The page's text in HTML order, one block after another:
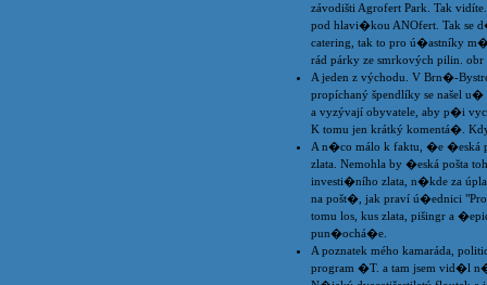
závodišti Agrofert Park. Tak
pod hlavi�kou ANOfert. Tak se
catering, tak to pro ú�astníky
rád párky ze smrkových pilin. obr
A jeden z východu. V Brn�-
propíchaný špendlíky se našel
a vyzývají obyvatele, aby p�i
K tomu jen krátký komentá�.
A n�co málo k faktu, �e �eská
zlata. Nemohla by �eská pošta
investi�ního zlata, n�kde za
na pošt�, jak praví ú�ednici
tomu los, kus zlata, pišingr a
pun�ochá�e.
A poznatek mého kamaráda,
program �T. a tam jsem vid�l